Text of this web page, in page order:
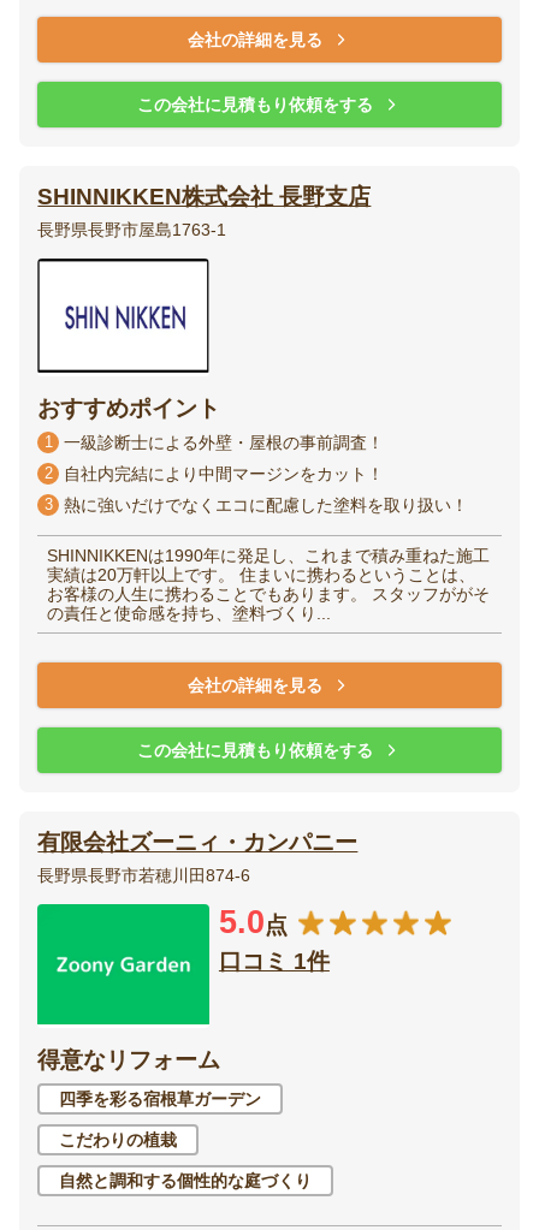
会社の詳細を見る
この会社に見積もり依頼をする
SHINNIKKEN株式会社 長野支店
長野県長野市屋島1763-1
おすすめポイント
1 一級診断士による外壁・屋根の事前調査！
2 自社内完結により中間マージンをカット！
3 熱に強いだけでなくエコに配慮した塗料を取り扱い！
SHINNIKKENは1990年に発足し、これまで積み重ねた施工
実績は20万軒以上です。 住まいに携わるということは、
お客様の人生に携わることでもあります。 スタッフががそ
の責任と使命感を持ち、塗料づくり...
会社の詳細を見る
この会社に見積もり依頼をする
有限会社ズーニィ・カンパニー
長野県長野市若穂川田874-6
5.0点
口コミ 1件
得意なリフォーム
四季を彩る宿根草ガーデン
こだわりの植栽
自然と調和する個性的な庭づくり